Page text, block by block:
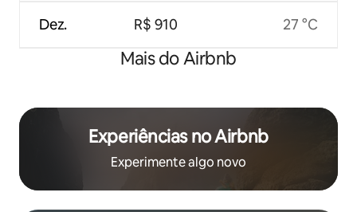
Dez. R$ 910 27 °C
Mais do Airbnb
Experiências no Airbnb
Experimente algo novo